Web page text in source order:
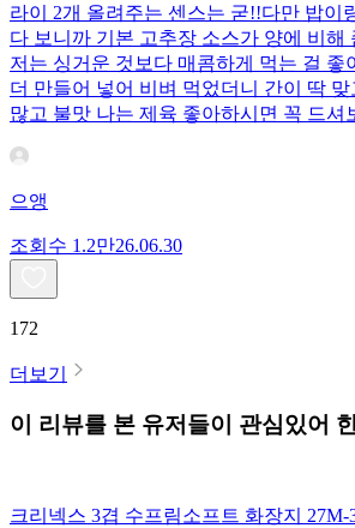
라이 2개 올려주는 센스는 굳!! ​다만 밥이
다 보니까 기본 고추장 소스가 양에 비해
저는 싱거운 것보다 매콤하게 먹는 걸 좋
더 만들어 넣어 비벼 먹었더니 간이 딱
많고 불맛 나는 제육 좋아하시면 꼭 드셔
으앵
조회수 1.2만26.06.30
172
더보기
이 리뷰를 본 유저들이 관심있어
크리넥스 3겹 수프림소프트 화장지 27M-